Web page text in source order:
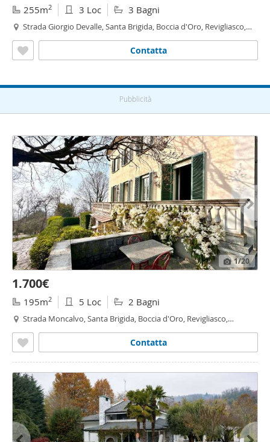
255m2 3 Loc 3 Bagni
Strada Giorgio Devalle, Santa Brigida, Boccia d'Oro, Revigliasco,
Contatta
Pubblicità
1/20
1.700€
195m2 5 Loc 2 Bagni
Strada Moncalvo, Santa Brigida, Boccia d'Oro, Revigliasco,
Contatta